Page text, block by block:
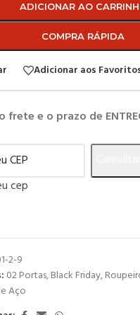
ADICIONAR AO
COMPRA RÁPIDA
Adicionar aos
frete e o prazo de
cep
2-9
02 Portas,Black Friday,
Aço